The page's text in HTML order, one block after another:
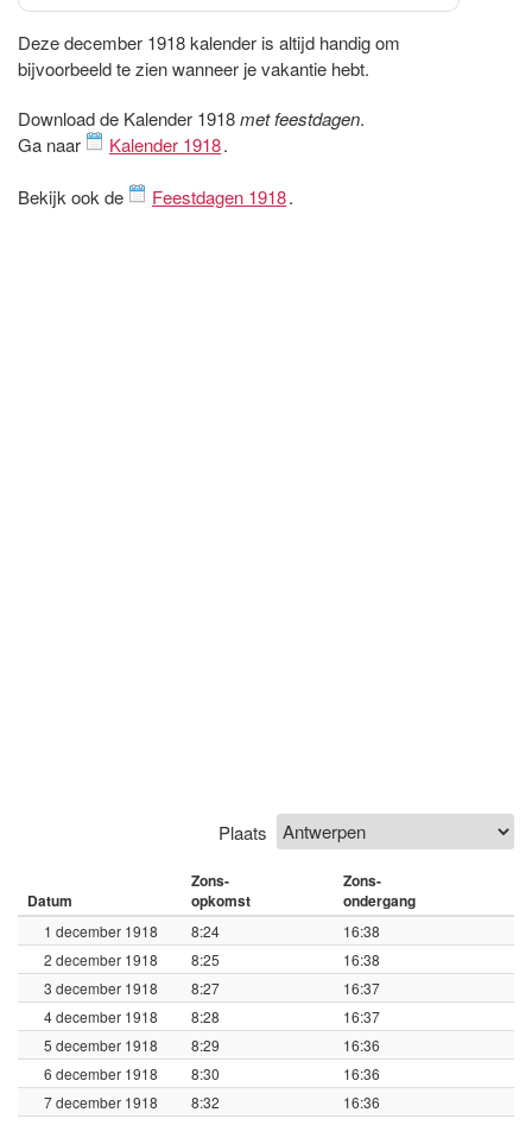
Deze december 1918 kalender is altijd handig om
bijvoorbeeld te zien wanneer je vakantie hebt.
Download de Kalender 1918met feestdagen.
Ga naar
Kalender 1918.
Bekijk ook de Feestdagen 1918.
Plaats
Datum
Zons-
opkomst
Zons-
ondergang
1 december 1918 8:24
16:38
2 december 1918
8:25
16:38
3 december 1918
8:27
16:37
4 december 1918
8:28
16:37
5 december 1918
8:29
16:36
6 december 1918
8:30
16:36
7 december 1918
8:32
16:36